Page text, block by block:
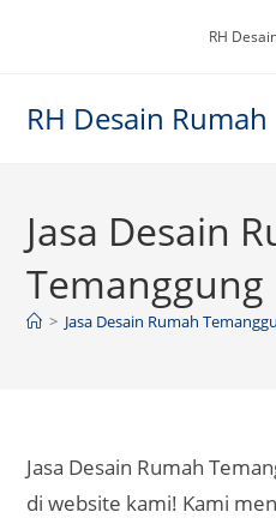
RH
RH Desain Rumah
Jasa Desain
Temanggung
> Jasa Desain Rumah
Jasa Desain Rumah
di website kami! Kami